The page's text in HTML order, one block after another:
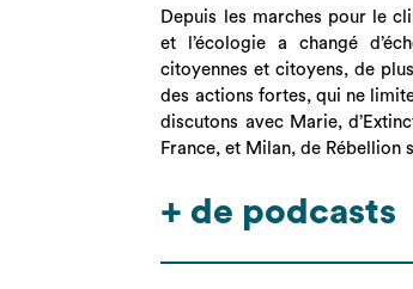
Depuis les marches pour le
et l’écologie a changé
citoyennes et citoyens, de
des actions fortes, qui ne
discutons avec Marie,
France, et Milan, de Rébellion
+ de podcasts